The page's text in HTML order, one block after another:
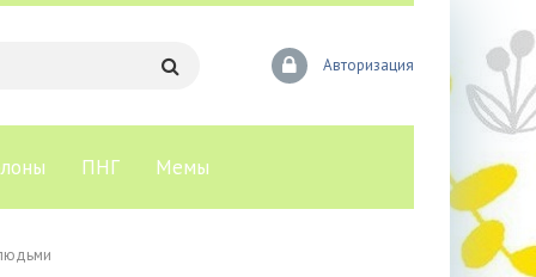
Авторизация
ПНГ Мемы